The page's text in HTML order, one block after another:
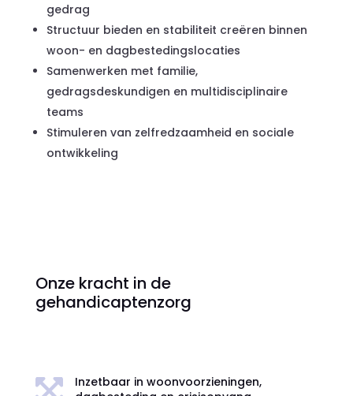
gedrag
Structuur bieden en stabiliteit creëren binnen
woon- en dagbestedingslocaties
Samenwerken met familie,
gedragsdeskundigen en multidisciplinaire
teams
Stimuleren van zelfredzaamheid en sociale
ontwikkeling
Onze kracht in de
gehandicaptenzorg
Inzetbaar in woonvoorzieningen,